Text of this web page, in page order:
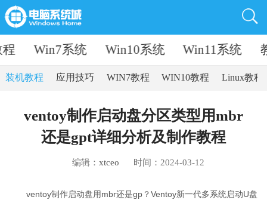
Win7系统 Win10系统 Win11系统
装机教程 应用技巧 WIN7教程 WIN10教程 Linux教程
ventoy制作启动盘分区类型用mbr
还是gpt详细分析及制作教程
编辑：xtceo 时间：2024-03-12
ventoy制作启动盘用mbr还是gp？Ventoy新一代多系统启动U盘